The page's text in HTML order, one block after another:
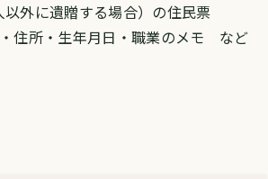
以外に遺贈する場合）の住民票
住所・生年月日・職業のメモ など